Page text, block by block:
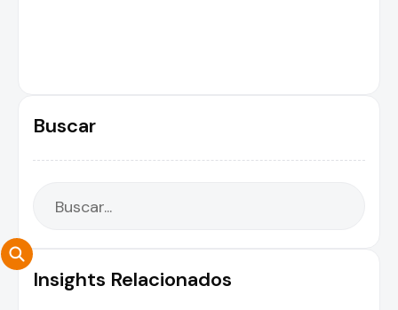
Buscar
Insights Relacionados